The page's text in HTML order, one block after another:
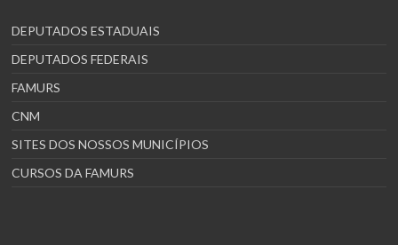
DEPUTADOS ESTADUAIS
DEPUTADOS FEDERAIS
FAMURS
CNM
SITES DOS NOSSOS MUNICÍPIOS
CURSOS DA FAMURS